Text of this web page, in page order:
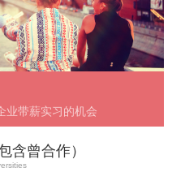
业带薪实习的机会
含曾合作）